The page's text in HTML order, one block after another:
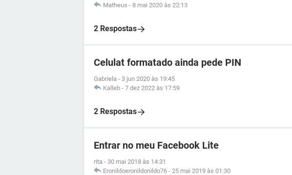
Matheus - 8 mai 2020 às 22:13
2 Respostas
Celulat formatado ainda pede PIN
Gabriela - 3 jun 2020 às 19:45
Kalleb - 7 dez 2022 às 17:59
2 Respostas
Entrar no meu Facebook Lite
rita - 30 mai 2018 às 14:31
Eronildoeronildonildo76 - 25 mai 2019 às 01:30